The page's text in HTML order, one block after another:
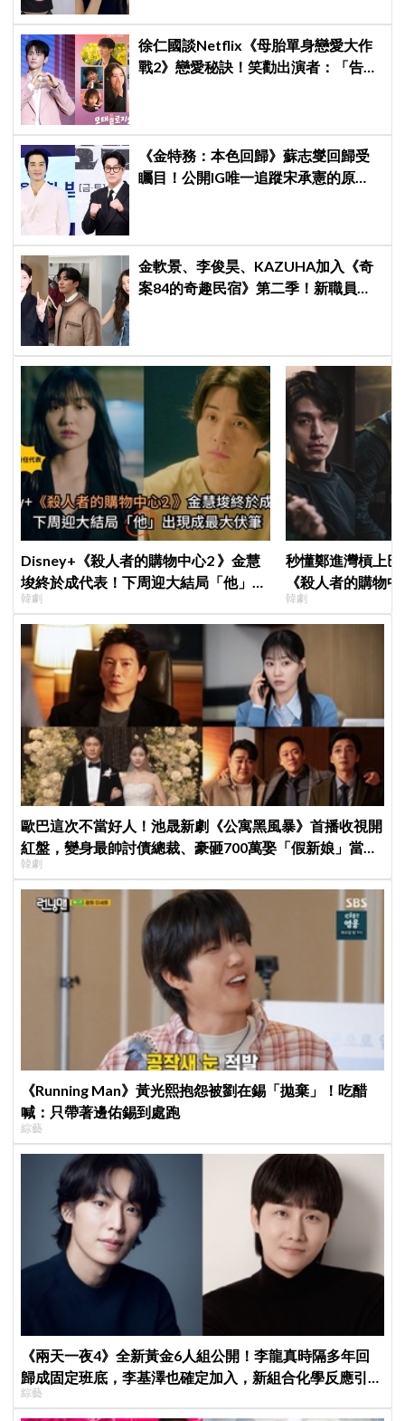
徐仁國談Netflix《母胎單身戀愛大作
戰2》戀愛秘訣！笑勸出演者：「告白
《金特務：本色回歸》蘇志燮回歸受
矚目！公開IG唯一追蹤宋承憲的原
金軟景、李俊昊、KAZUHA加入《奇
案84的奇趣民宿》第二季！新職員曝
Disney+《殺人者的購物中心2 》金慧
埈終於成代表！下周迎大結局「他」出
現成最大伏筆
韓劇
秒懂鄭進灣槓上
《殺人者的購物
快速複習
韓劇
歐巴這次不當好人！池晟新劇《公寓黑風暴》首播收視開
紅盤，變身最帥討債總裁、豪砸700萬娶「假新娘」當眾
激吻！
韓劇
《Running Man》黃光熙抱怨被劉在錫「拋棄」！吃醋
喊：只帶著邊佑錫到處跑
綜藝
《兩天一夜4》全新黃金6人組公開！李龍真時隔多年回
歸成固定班底，李基澤也確定加入，新組合化學反應引期
待
綜藝